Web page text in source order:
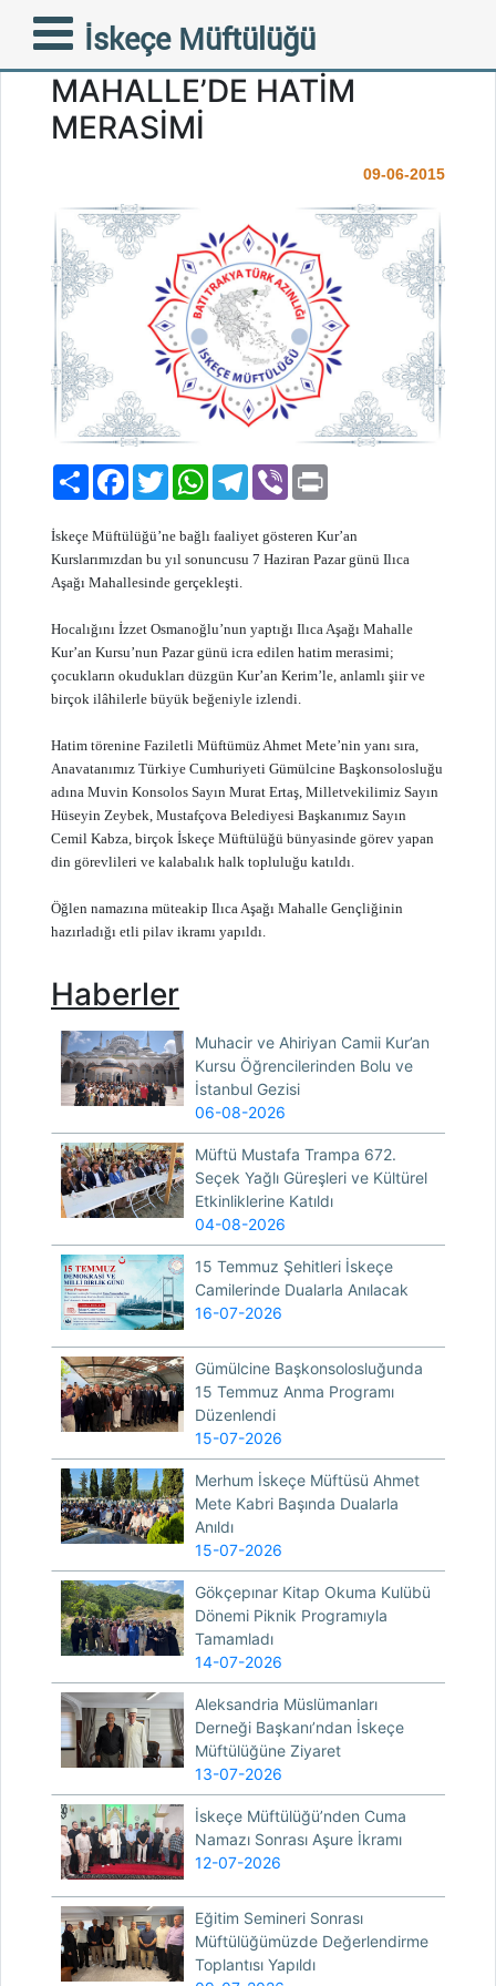
İskeçe Müftülüğü
BU YILIN SON HATİM
TÖRENİ ILICA AŞAĞI
MAHALLE’DE HATİM
MERASİMİ
09-06-2015
PaylaşFacebook
TwitterWhatsAppTelegram
Viber
İskeçe Müftülüğü’ne bağlı faaliyet gösteren Kur’an
Kurslarımızdan bu yıl sonuncusu 7 Haziran Pazar günü Ilıca
Aşağı Mahallesinde gerçekleşti.
Hocalığını İzzet Osmanoğlu’nun yaptığı Ilıca Aşağı Mahalle
Kur’an Kursu’nun Pazar günü icra edilen hatim merasimi;
çocukların okudukları düzgün Kur’an Kerim’le, anlamlı şiir ve
birçok ilâhilerle büyük beğeniyle izlendi.
Hatim törenine Faziletli Müftümüz Ahmet Mete’nin yanı sıra,
Anavatanımız Türkiye Cumhuriyeti Gümülcine Başkonsolosluğu
adına Muvin Konsolos Sayın Murat Ertaş, Milletvekilimiz Sayın
Hüseyin Zeybek, Mustafçova Belediyesi Başkanımız Sayın
Cemil Kabza, birçok İskeçe Müftülüğü bünyasinde görev yapan
din görevlileri ve kalabalık halk topluluğu katıldı.
Öğlen namazına müteakip Ilıca Aşağı Mahalle Gençliğinin
hazırladığı etli pilav ikramı yapıldı.
Haberler
Muhacir ve Ahiriyan Camii Kur’an
Kursu Öğrencilerinden Bolu ve
İstanbul Gezisi
06-08-2026
Müftü Mustafa Trampa 672.
Seçek Yağlı Güreşleri ve Kültürel
Etkinliklerine Katıldı
04-08-2026
15 Temmuz Şehitleri İskeçe
Camilerinde Dualarla Anılacak
16-07-2026
Gümülcine Başkonsolosluğunda
15 Temmuz Anma Programı
Düzenlendi
15-07-2026
Merhum İskeçe Müftüsü Ahmet
Mete Kabri Başında Dualarla
Anıldı
15-07-2026
Gökçepınar Kitap Okuma Kulübü
Dönemi Piknik Programıyla
Tamamladı
14-07-2026
Aleksandria Müslümanları
Derneği Başkanı’ndan İskeçe
Müftülüğüne Ziyaret
13-07-2026
İskeçe Müftülüğü’nden Cuma
Namazı Sonrası Aşure İkramı
12-07-2026
Eğitim Semineri Sonrası
Müftülüğümüzde Değerlendirme
Toplantısı Yapıldı